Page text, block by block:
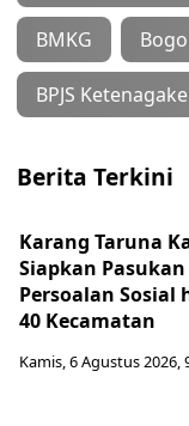
BMKG
BPJS
Berita Terkini
Karang Taruna
Siapkan
Persoalan Sosial
40 Kecamatan
Kamis, 6 Agustus 2026,